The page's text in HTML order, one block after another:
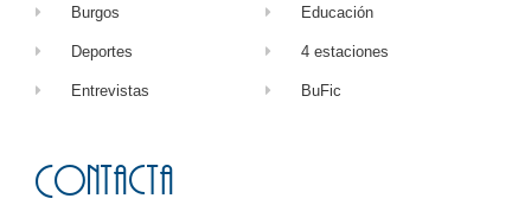
Burgos
Deportes
Entrevistas
Educación
4 estaciones
BuFic
Contacta